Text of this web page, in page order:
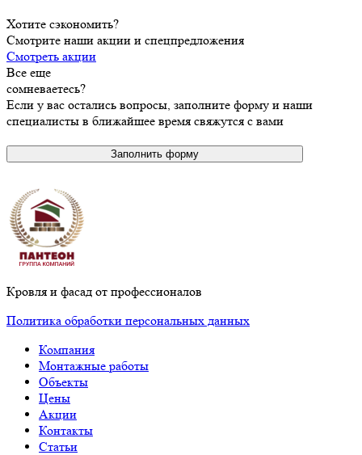
Хотите сэкономить?
Смотрите наши акции и спецпредложения
Смотреть акции
Все еще
сомневаетесь?
Если у вас остались вопросы, заполните форму и наши
специалисты в ближайшее время свяжутся с вами
Заполнить форму
Кровля и фасад от профессионалов
Политика обработки персональных данных
Компания
Монтажные работы
Объекты
Цены
Акции
Контакты
Статьи